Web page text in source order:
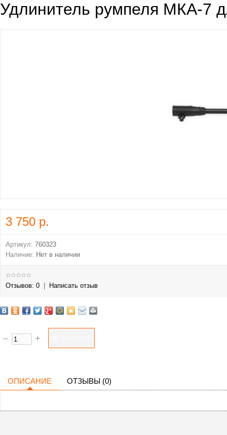
Удлинитель румпеля МКА-7
3 750 р.
Артикул: 760323
Наличие: Нет в наличии
Отзывов: 0 Написать отзыв
ОПИСАНИЕ ОТЗЫВЫ (0)